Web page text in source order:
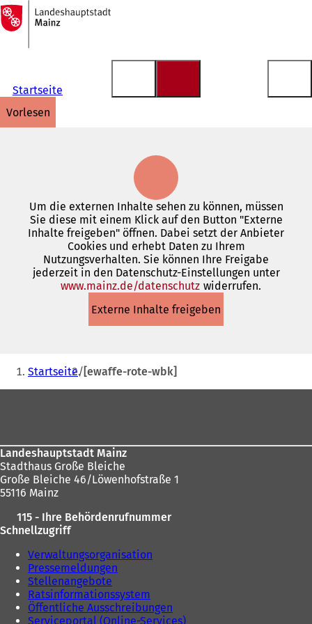
Inhalt anspringen
Zur
Startseite
Startseite
vorlesen
Um die externen Inhalte sehen zu können, müssen
Sie diese mit einem Klick auf den Button "Externe
Inhalte freigeben" öffnen. Dabei setzt der Anbieter
Cookies und erhebt Daten zu Ihrem
Nutzungsverhalten. Sie können Ihre Freigabe
jederzeit in den Datenschutz-Einstellungen unter
www.mainz.de/datenschutz(Öffnet
einem
neuen
widerrufen.
Externe Inhalte freigeben
Sie
befinden
Startseite [ewaffe-rote-wbk]
Landeshauptstadt Mainz
Stadthaus Große Bleiche
Große Bleiche 46/Löwenhofstraße 1
55116 Mainz
115 - Ihre Behördenrufnummer
Schnellzugriff
Verwaltungsorganisation
Pressemeldungen
Stellenangebote
Ratsinformationssystem
Öffentliche Ausschreibungen
Serviceportal (Online-Services)